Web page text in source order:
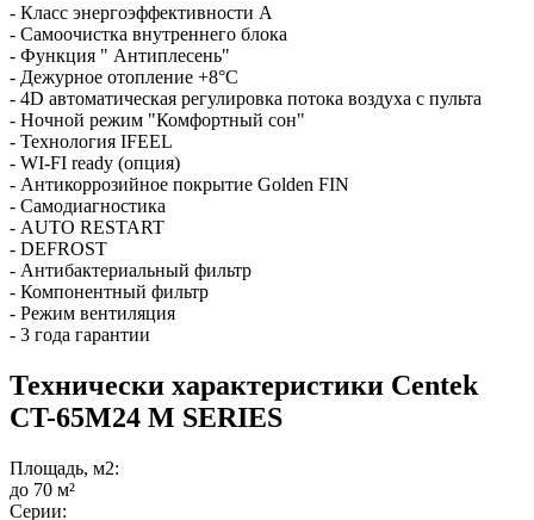
- Класс энергоэффективности А
- Самоочистка внутреннего блока
- Функция " Антиплесень"
- Дежурное отопление +8°C
- 4D автоматическая регулировка потока воздуха с пульта
- Ночной режим "Комфортный сон"
- Технология IFEEL
- WI-FI ready (опция)
- Антикоррозийное покрытие Golden FIN
- Самодиагностика
- AUTO RESTART
- DEFROST
- Антибактериальный фильтр
- Компонентный фильтр
- Режим вентиляция
- 3 года гарантии
Технически характеристики Centek
CT-65M24 M SERIES
Площадь, м2:
до 70 м²
Серии: